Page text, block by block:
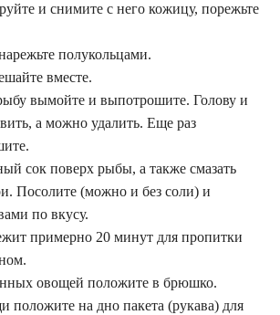
и снимите с него кожицу, порежьте
полукольцами.
вместе.
вымойте и выпотрошите. Голову и
а можно удалить. Еще раз
сок поверх рыбы, а также смазать
Посолите (можно и без соли) и
по вкусу.
примерно 20 минут для пропитки
овощей положите в брюшко.
положите на дно пакета (рукава) для